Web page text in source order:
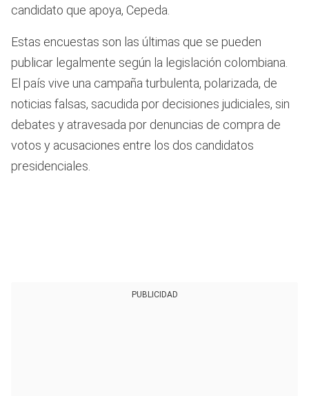
candidato que apoya, Cepeda.
Estas encuestas son las últimas que se pueden
publicar legalmente según la legislación colombiana.
El país vive una campaña turbulenta, polarizada, de
noticias falsas, sacudida por decisiones judiciales, sin
debates y atravesada por denuncias de compra de
votos y acusaciones entre los dos candidatos
presidenciales.
PUBLICIDAD